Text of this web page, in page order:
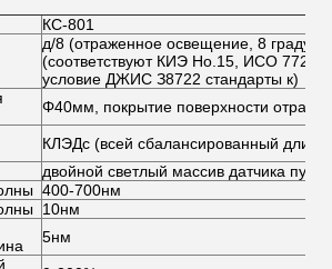
КС-801
д/8 (отраженное освещение, 8
(соответствуют КИЭ Но.15, ИСО
условие ДЖИС З8722 стандарты к)
Φ40мм, покрытие поверхности
КЛЭДс (всей сбалансированный
двойной светлый массив датчика пути
400-700нм
10нм
5нм